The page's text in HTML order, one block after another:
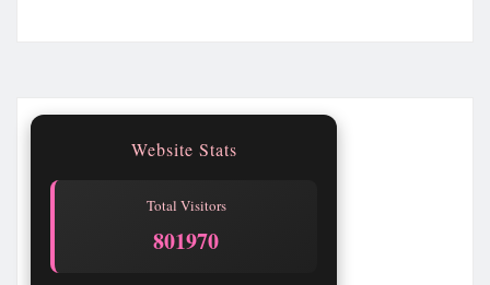
Website Stats
Total Visitors
801970